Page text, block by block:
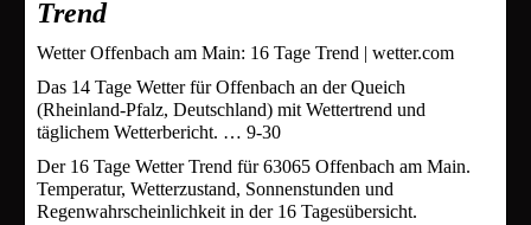
Trend
Wetter Offenbach am Main: 16 Tage Trend | wetter.com
Das 14 Tage Wetter für Offenbach an der Queich
(Rheinland-Pfalz, Deutschland) mit Wettertrend und
täglichem Wetterbericht. … 9-30
Der 16 Tage Wetter Trend für 63065 Offenbach am Main.
Temperatur, Wetterzustand, Sonnenstunden und
Regenwahrscheinlichkeit in der 16 Tagesübersicht.